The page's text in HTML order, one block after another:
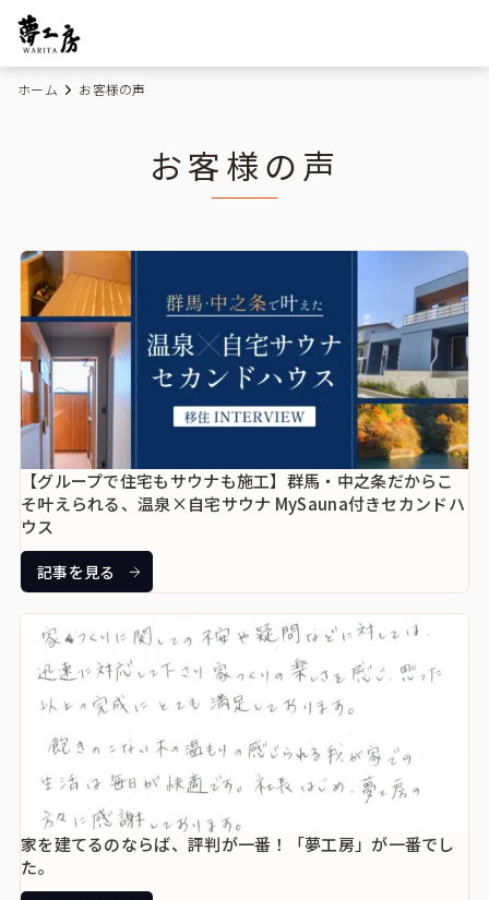
ホーム お客様の声
お客様の声
【グループで住宅もサウナも施工】群馬・中之条だからこ
そ叶えられる、温泉×自宅サウナ MySauna付きセカンドハ
ウス
記事を見る
家を建てるのならば、評判が一番！「夢工房」が一番でし
た。